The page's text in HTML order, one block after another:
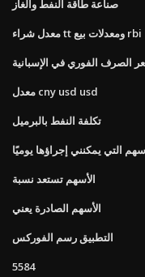
صناعة طاقة النفط والغاز
معدل شراء tt ومعدلات بيع rbi
الصرف الفوري في الإسبانية
معدل cny usd usd
تكلفة النفط بالبرميل
التي يمكنني إجراؤها يوميًا
الأسهم تستعد نسبة
الأسهم الصادرة يعني
التطبيق رسم الفوركس
5584